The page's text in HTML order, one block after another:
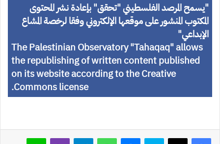
"يسمح المرصد الفلسطيني "تحقق" بإعادة نشر المحتوى
المكتوب المنشور على موقعها الإلكتروني وفقا لرخصة المشاع
الإبداعي"
The Palestinian Observatory "Tahaqaq" allows
the republishing of written content published
on its website according to the Creative
Commons license.
سكايب واتساب